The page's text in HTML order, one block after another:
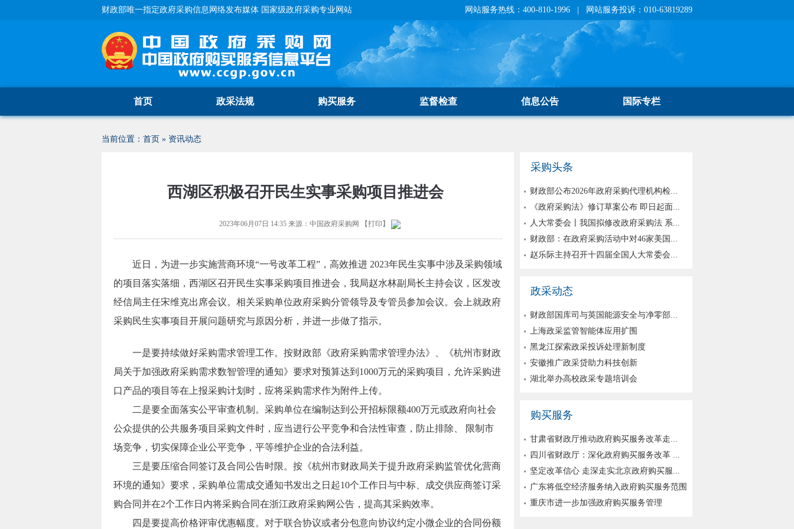
财政部唯一指定政府采购信息网络发布媒体 国家级政府采购专业网站 网站服务热线：400-810-1996 | 网站服务投诉：010-63819289
首页 政采法规 购买服务 监督检查 信息公告 国际专栏
当前位置： 首页 » 资讯动态
西湖区积极召开民生实事采购项目推进会
2023年06月07日 14:35来源： 中国政府采购网 【打印 】
近日，为进一步实施营商环境“一号改革工程”，高效推进 2023年民生实事中涉及采购领域
的项目落实落细，西湖区召开民生实事采购项目推进会，我局赵水林副局长主持会议，区发改
经信局主任宋维克出席会议。相关采购单位政府采购分管领导及专管员参加会议。会上就政府
采购民生实事项目开展问题研究与原因分析，并进一步做了指示。
一是要持续做好采购需求管理工作。按财政部《政府采购需求管理办法》、《杭州市财政
局关于加强政府采购需求数智管理的通知》要求对预算达到1000万元的采购项目，允许采购进
口产品的项目等在上报采购计划时，应将采购需求作为附件上传。
二是要全面落实公平审查机制。采购单位在编制达到公开招标限额400万元或政府向社会
公众提供的公共服务项目采购文件时，应当进行公平竞争和合法性审查，防止排除、 限制市
场竞争，切实保障企业公平竞争，平等维护企业的合法利益。
三是要压缩合同签订及合同公告时限。按《杭州市财政局关于提升政府采购监管优化营商
环境的通知》要求，采购单位需成交通知书发出之日起10个工作日与中标、成交供应商签订采
购合同并在2个工作日内将采购合同在浙江政府采购网公告，提高其采购效率。
四是要提高价格评审优惠幅度。对于联合协议或者分包意向协议约定小微企业的合同份额
采购头条
财政部公布2026年政府采购代理机构检...
《政府采购法》修订草案公布 即日起面...
人大常委会丨我国拟修改政府采购法 系...
财政部：在政府采购活动中对46家美国...
赵乐际主持召开十四届全国人大常委会...
政采动态
财政部国库司与英国能源安全与净零部...
上海政采监管智能体应用扩围
黑龙江探索政采投诉处理新制度
安徽推广政采贷助力科技创新
湖北举办高校政采专题培训会
购买服务
甘肃省财政厅推动政府购买服务改革走...
四川省财政厅：深化政府购买服务改革 ...
坚定改革信心 走深走实北京政府购买服...
广东将低空经济服务纳入政府购买服务范围
重庆市进一步加强政府购买服务管理